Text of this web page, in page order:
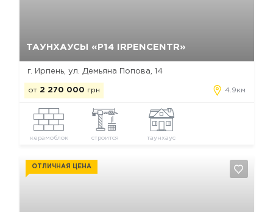
ТАУНХАУСЫ «Р14 IRPENCENTR»
г. Ирпень, ул. Демьяна Попова, 14
от 2 270 000 грн 4.9км
керамоблок строится таунхаус
ОТЛИЧНАЯ ЦЕНА